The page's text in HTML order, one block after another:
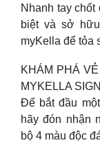
Nhanh tay
biệt và sở
myKella để tỏa
KHÁM PHÁ
MYKELLA
Để bắt đầu
hãy đón nhận
bộ 4 màu độc